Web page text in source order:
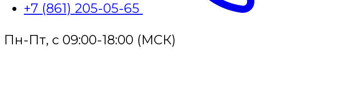
+7 (861) 205-05-65
Пн-Пт, с 09:00-18:00 (МСК)